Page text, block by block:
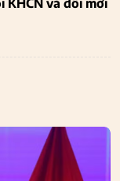
và đổi mới